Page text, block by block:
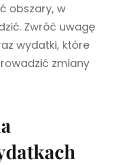
obszary, w
Zwróć uwagę
wydatki, które
zmiany